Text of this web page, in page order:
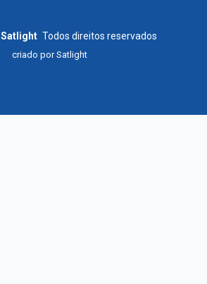
Satlight Todos direitos reservados
criado porSatlight